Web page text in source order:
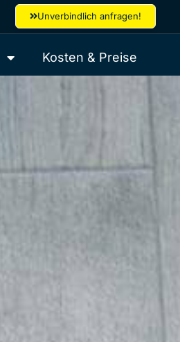
Unverbindlich anfragen!
Kosten & Preise